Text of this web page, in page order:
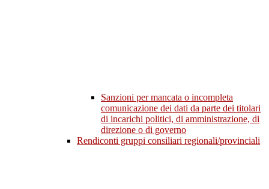
Sanzioni per mancata o incompleta
comunicazione dei dati da parte dei titolari
di incarichi politici, di amministrazione, di
direzione o di governo
Rendiconti gruppi consiliari regionali/provinciali